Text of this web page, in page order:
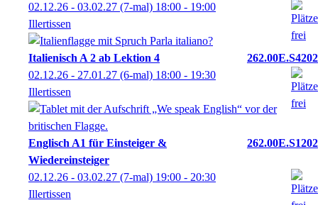
02.12.26 - 03.02.27 (7-mal) 18:00 - 19:00
Illertissen
Italienisch A 2 ab Lektion 4
262.00E.S4202
02.12.26 - 27.01.27 (6-mal) 18:00 - 19:30
Illertissen
Englisch A1 für Einsteiger &
Wiedereinsteiger
262.00E.S1202
02.12.26 - 03.02.27 (7-mal) 19:00 - 20:30
Illertissen